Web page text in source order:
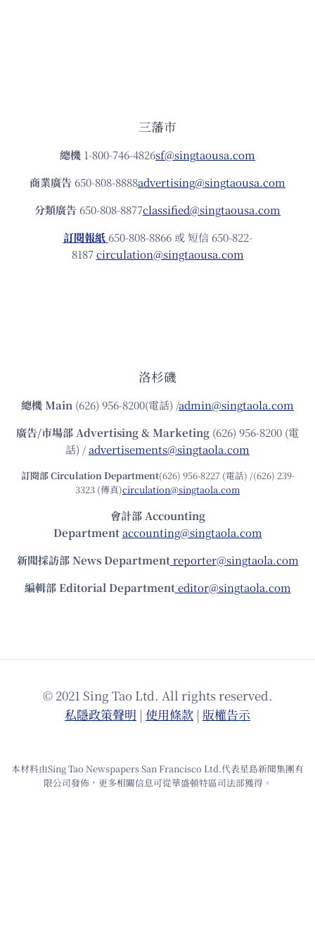
三藩市
總機 1-800-746-4826sf@singtaousa.com
商業廣告 650-808-8888advertising@singtaousa.com
分類廣告 650-808-8877classified@singtaousa.com
訂閱報紙 650-808-8866 或 短信 650-822-
8187circulation@singtaousa.com
洛杉磯
總機Main (626) 956-8200(電話) /admin@singtaola.com
廣告/市場部Advertising & Marketing (626) 956-8200 (電
話) /advertisements@singtaola.com
訂閱部 Circulation Department(626) 956-8227 (電話) /(626) 239-
3323 (傳真)circulation@singtaola.com
會計部 Accounting
Department accounting@singtaola.com
新聞採訪部 News Department reporter@singtaola.com
編輯部 Editorial Department editor@singtaola.com
© 2021 Sing Tao Ltd. All rights reserved.
私隱政策聲明 | 使⽤條款 | 版權告⽰
本材料由Sing Tao Newspapers San Francisco Ltd.代表星島新聞集團有
限公司發佈，更多相關信息可從華盛頓特區司法部獲得。